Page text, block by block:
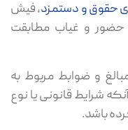
حقوق و دستمزد، فیش
حضور و غیاب مطابقت
و ضوابط مربوط به
شرایط قانونی یا نوع
باشد.